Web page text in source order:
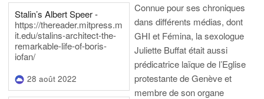
Stalin’s Albert Speer -
https://thereader.mitpress.m
it.edu/stalins-architect-the-
remarkable-life-of-boris-
iofan/
28 août 2022
Connue pour ses chroniques
dans différents médias, dont
GHI et Fémina, la sexologue
Juliette Buffat était aussi
prédicatrice laïque de l’Eglise
protestante de Genève et
membre de son organe